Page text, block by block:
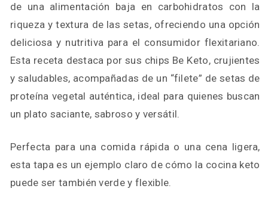
de una alimentación baja en carbohidratos con la
riqueza y textura de las setas, ofreciendo una opción
deliciosa y nutritiva para el consumidor flexitariano.
Esta receta destaca por sus chips Be Keto, crujientes
y saludables, acompañadas de un “filete” de setas de
proteína vegetal auténtica, ideal para quienes buscan
un plato saciante, sabroso y versátil.
Perfecta para una comida rápida o una cena ligera,
esta tapa es un ejemplo claro de cómo la cocina keto
puede ser también verde y flexible.